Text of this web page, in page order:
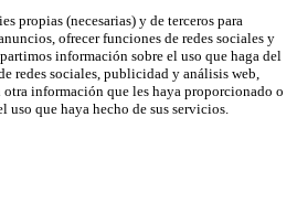
propias (necesarias) y de terceros para
ofrecer funciones de redes sociales y
información sobre el uso que haga del
redes sociales, publicidad y análisis web,
información que les haya proporcionado o
uso que haya hecho de sus servicios.